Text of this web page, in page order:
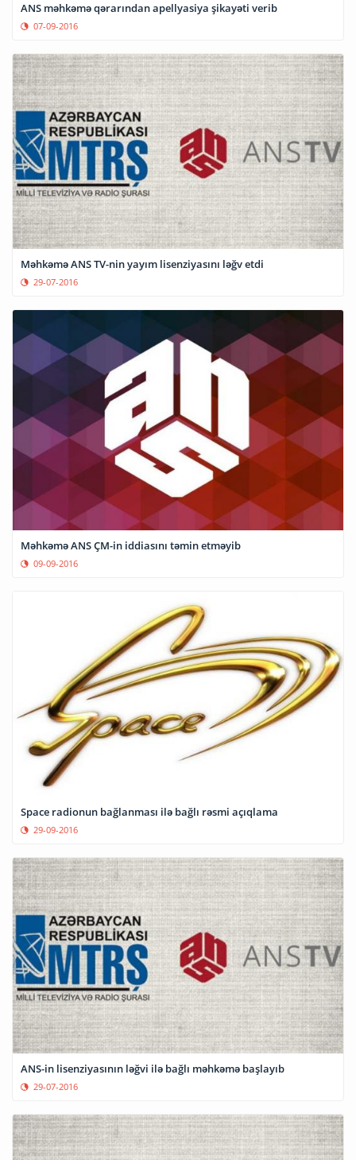
ANS məhkəmə qərarından apellyasiya şikayəti verib
07-09-2016
Məhkəmə ANS TV-nin yayım lisenziyasını ləğv etdi
29-07-2016
Məhkəmə ANS ÇM-in iddiasını təmin etməyib
09-09-2016
Space radionun bağlanması ilə bağlı rəsmi açıqlama
29-09-2016
ANS-in lisenziyasının ləğvi ilə bağlı məhkəmə başlayıb
29-07-2016